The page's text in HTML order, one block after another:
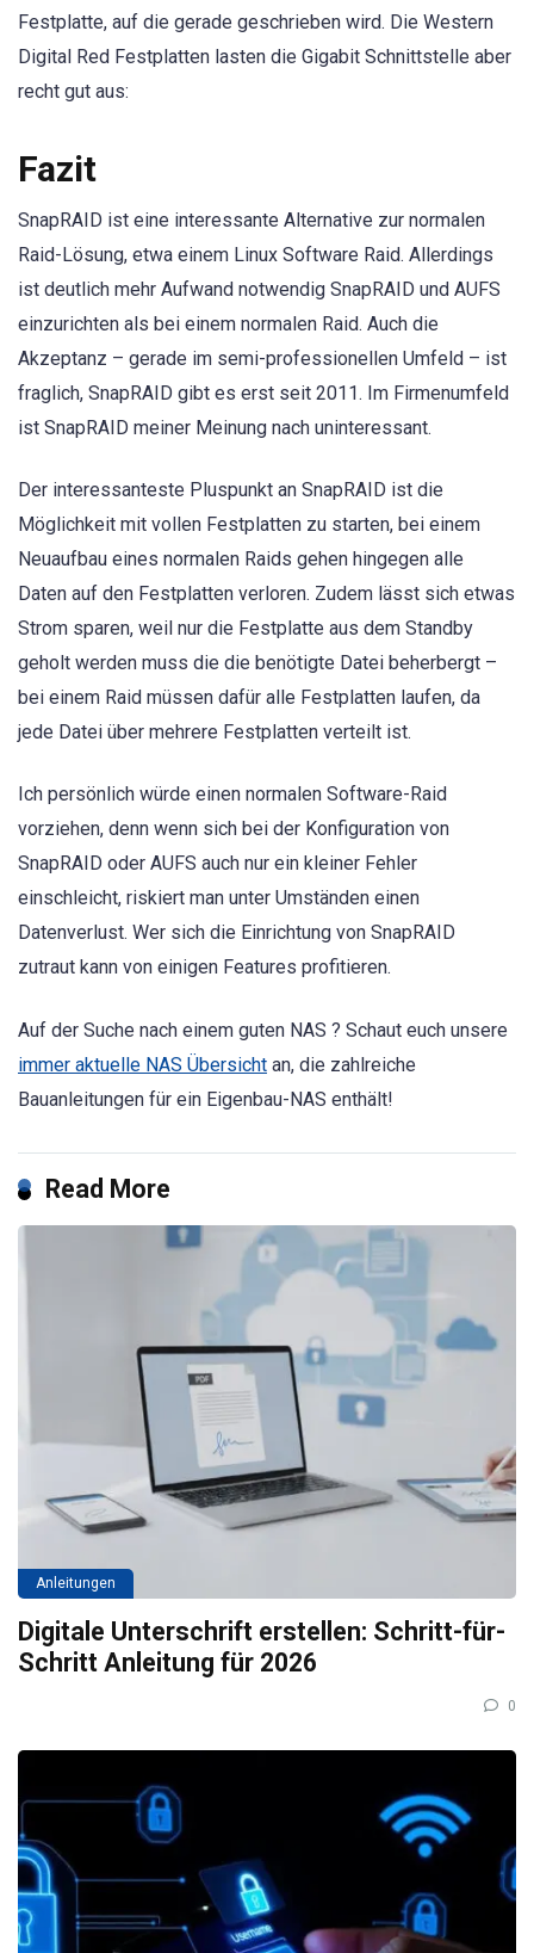
Festplatte, auf die gerade geschrieben wird. Die Western
Digital Red Festplatten lasten die Gigabit Schnittstelle aber
recht gut aus:
Fazit
SnapRAID ist eine interessante Alternative zur normalen
Raid-Lösung, etwa einem Linux Software Raid. Allerdings
ist deutlich mehr Aufwand notwendig SnapRAID und AUFS
einzurichten als bei einem normalen Raid. Auch die
Akzeptanz – gerade im semi-professionellen Umfeld – ist
fraglich, SnapRAID gibt es erst seit 2011. Im Firmenumfeld
ist SnapRAID meiner Meinung nach uninteressant.
Der interessanteste Pluspunkt an SnapRAID ist die
Möglichkeit mit vollen Festplatten zu starten, bei einem
Neuaufbau eines normalen Raids gehen hingegen alle
Daten auf den Festplatten verloren. Zudem lässt sich etwas
Strom sparen, weil nur die Festplatte aus dem Standby
geholt werden muss die die benötigte Datei beherbergt –
bei einem Raid müssen dafür alle Festplatten laufen, da
jede Datei über mehrere Festplatten verteilt ist.
Ich persönlich würde einen normalen Software-Raid
vorziehen, denn wenn sich bei der Konfiguration von
SnapRAID oder AUFS auch nur ein kleiner Fehler
einschleicht, riskiert man unter Umständen einen
Datenverlust. Wer sich die Einrichtung von SnapRAID
zutraut kann von einigen Features profitieren.
Auf der Suche nach einem guten NAS ? Schaut euch unsere
immer aktuelle NAS Übersicht an, die zahlreiche
Bauanleitungen für ein Eigenbau-NAS enthält!
Read More
Anleitungen
Digitale Unterschrift erstellen: Schritt-für-
Schritt Anleitung für 2026
0